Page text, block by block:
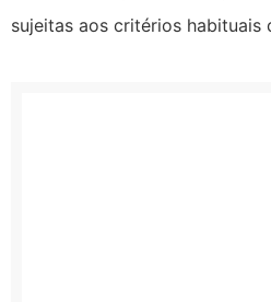
sujeitas aos critérios habituais